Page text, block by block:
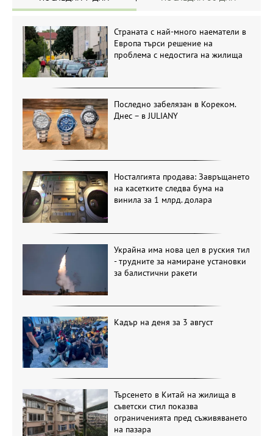
Страната с най-много наематели в
Европа търси решение на
проблема с недостига на жилища
Последно забелязан в Кореком.
Днес – в JULIANY
Носталгията продава: Завръщането
на касетките следва бума на
винила за 1 млрд. долара
Украйна има нова цел в руския тил
- трудните за намиране установки
за балистични ракети
Кадър на деня за 3 август
Търсенето в Китай на жилища в
съветски стил показва
ограниченията пред съживяването
на пазара